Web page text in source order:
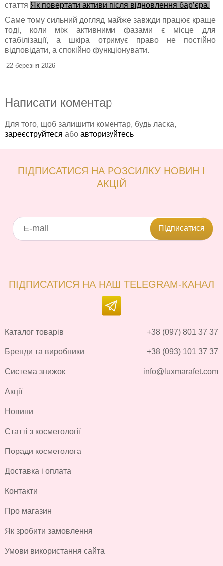
стаття Як повертати активи після відновлення бар’єра.
Саме тому сильний догляд майже завжди працює краще
тоді, коли між активними фазами є місце для
стабілізації, а шкіра отримує право не постійно
відповідати, а спокійно функціонувати.
22 березня 2026
Написати коментар
Для того, щоб залишити коментар, будь ласка,
зареєструйтеся або авторизуйтесь
ПІДПИСАТИСЯ НА РОЗСИЛКУ НОВИН І
АКЦІЙ
Підписатися
ПІДПИСАТИСЯ НА НАШ TELEGRAM-КАНАЛ
Каталог товарів
Бренди та виробники
Система знижок
Акції
Новини
Статті з косметології
Поради косметолога
Доставка і оплата
Контакти
Про магазин
Як зробити замовлення
Умови використання сайта
+38 (097) 801 37 37
+38 (093) 101 37 37
info@luxmarafet.com